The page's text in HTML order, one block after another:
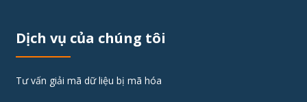
Dịch vụ của chúng tôi
Tư vấn giải mã dữ liệu bị mã hóa